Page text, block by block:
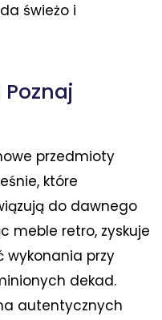
świeżo i
przedmioty
które
do dawnego
meble retro, zyskuje
wykonania przy
dekad.
autentycznych